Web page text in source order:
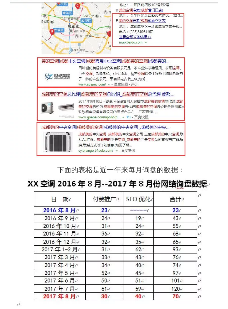
下面的表格是近一年来每月询盘的数据：